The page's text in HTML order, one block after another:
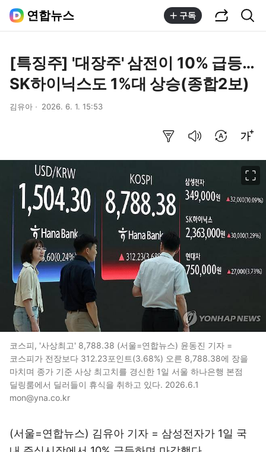
연합뉴스 구독
[특징주] '대장주' 삼전이 10% 급등…
SK하이닉스도 1%대 상승(종합2보)
김유아 2026. 6. 1. 15:53
코스피, '사상최고' 8,788.38 (서울=연합뉴스) 윤동진 기자 =
코스피가 전장보다 312.23포인트(3.68%) 오른 8,788.38에 장을
마치며 종가 기준 사상 최고치를 경신한 1일 서울 하나은행 본점
딜링룸에서 딜러들이 휴식을 취하고 있다. 2026.6.1
mon@yna.co.kr
(서울=연합뉴스) 김유아 기자 = 삼성전자가 1일 국